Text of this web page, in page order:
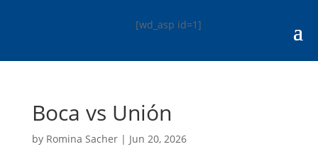
[wd_asp id=1]
Boca vs Unión
by Romina Sacher| Jun 20, 2026